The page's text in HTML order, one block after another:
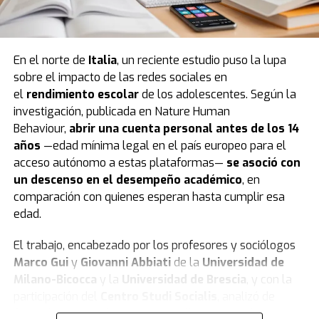
En el norte de Italia, un reciente estudio puso la lupa
sobre el impacto de las redes sociales en
el rendimiento escolarde los adolescentes. Según la
investigación, publicada en Nature Human
Behaviour, abrir una cuenta personal antes de los 14
años —edad mínima legal en el país europeo para el
acceso autónomo a estas plataformas— se asoció con
un descenso en el desempeño académico, en
comparación con quienes esperan hasta cumplir esa
edad.
El trabajo, encabezado por los profesores y sociólogos
Marco Guiy Giovanni Abbiatide la Universidad de
Milano-Bicocca
y la Universidad de Brescia
, y con la
forma longitudinal a5.227 estudiantesnacidos en